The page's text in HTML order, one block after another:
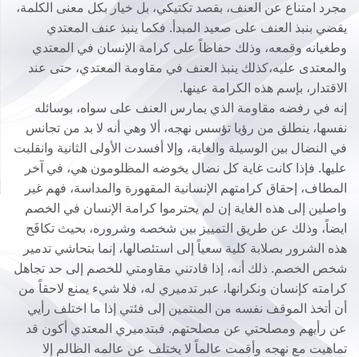
مجرد امتناع عن العنف، بقصد تكتيكي، بل خيار بكل معنى الكلمة،
يقضي بنبذ العنف على صعيد المبدأ. فكما ينبذ عنف المعتدي
وطغيانه وقمعه، وذلك حفاظاً على كرامة الإنسان في المعتدي
والمعتدى عليه،كذلك ينبذ العنف في مقاومة المعتدي، حتى عند
الاقتدار، بإسم هذه الكرامة عينها.
إنه في رفضه مقاومة الذي يمارس العنف على سواه، بوسائله
نفسها، ينطلق من رؤيا تؤسس نهجه، ألا وهي أنه لا بد من تجانس
في النضال بين الوسيلة والغاية، وإلا أفسدت الأولى الثانية وانقلبت
عليها. فإذا كانت غاية كل نضال يخوضه المظلومون هي، في آخر
المطاف، إحقاق كرامتهم الإنسانية المقهورة والمداسة، فهم غير
واصلين إلى هذه الغاية إن لم يحترموا كرامة الإنسان في الخصم
ايضاً، وذلك عن طريق التمييز بين شخصه وشروره، بحيث تكافَح
هذه الشرور بصلابة كلية سعياً إلى استئصالها، إنما بتحاشي تدمير
شخص الخصم. ذلك أنه، إذا قادتني مقاومتي للخصم إلى حد تجاهل
كرامته كإنسان ونكرانها، عبر تدميري له، فلا شيء يمنع لاحقاً من
أن أتخذ الموقف نفسه من المنتمين إلى فئتي إذا ما اختلف رأيي
عن رأيهم ومصلحتي عن مصلحتهم. فبتدميري المعتدي أكون قد
تماهيت مع نهجه وأقمت عالماً لا يختلف عن عالمه الظالم إلا